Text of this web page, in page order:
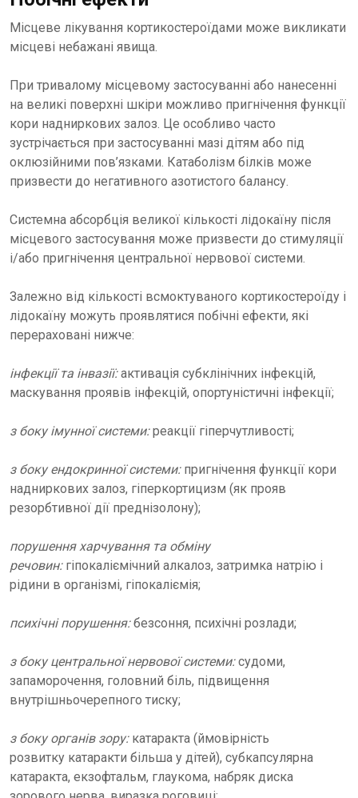
Місцеве лікування кортикостероїдами може викликати
місцеві небажані явища.
При тривалому місцевому застосуванні або нанесенні
на великі поверхні шкіри можливо пригнічення функції
кори надниркових залоз. Це особливо часто
зустрічається при застосуванні мазі дітям або під
оклюзійними пов’язками. Катаболізм білків може
призвести до негативного азотистого балансу.
Системна абсорбція великої кількості лідокаїну після
місцевого застосування може призвести до стимуляції
і/або пригнічення центральної нервової системи.
Залежно від кількості всмоктуваного кортикостероїду і
лідокаїну можуть проявлятися побічні ефекти, які
перераховані нижче:
інфекції та інвазії:активація субклінічних інфекцій,
маскування проявів інфекцій, опортуністичні інфекції;
з боку імунної системи:реакції гіперчутливості;
з боку ендокринної системи:пригнічення функції кори
надниркових залоз, гіперкортицизм (як прояв
резорбтивної дії преднізолону);
порушення харчування та обміну
речовин: гіпокаліємічний алкалоз, затримка натрію і
рідини в організмі, гіпокаліємія;
психічні порушення:безсоння, психічні розлади;
з боку центральної нервової системи:судоми,
запаморочення, головний біль, підвищення
внутрішньочерепного тиску;
з боку органів зору: катаракта (ймовірність
розвитку катаракти більша у дітей), субкапсулярна
катаракта, екзофтальм, глаукома, набряк диска